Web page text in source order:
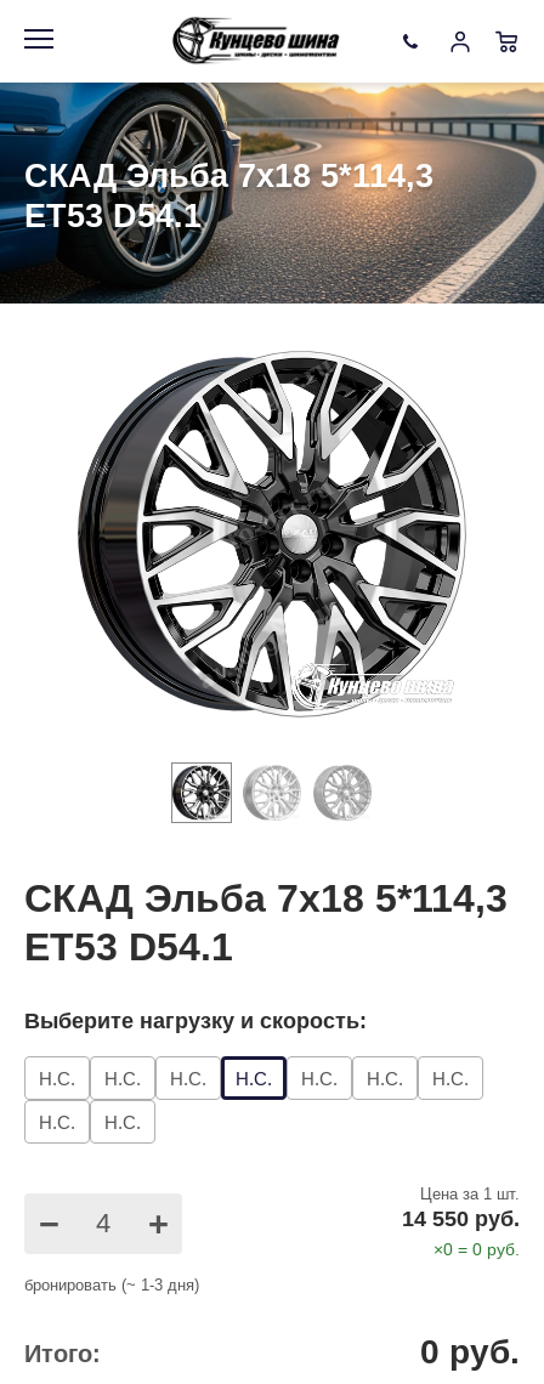
СКАД Эльба 7x18 5*114,3
ET53 D54.1
СКАД Эльба 7x18 5*114,3
ET53 D54.1
Выберите нагрузку и скорость:
Н.С. Н.С. Н.С. Н.С. Н.С. Н.С. Н.С.
Н.С. Н.С.
− +
Цена за 1 шт.
14 550 руб.
×0 = 0 руб.
бронировать (~ 1-3 дня)
Итого: 0 руб.
Информация Фото товара